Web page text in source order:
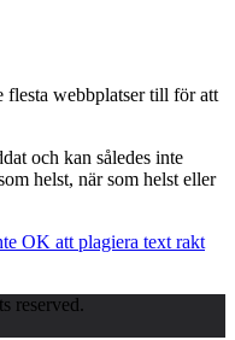
flesta webbplatser till för att
och kan således inte
helst, när som helst eller
OK att plagiera text rakt
reserved.